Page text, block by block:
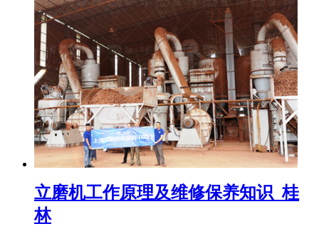
立磨机工作原理及维修保养知识_桂
林